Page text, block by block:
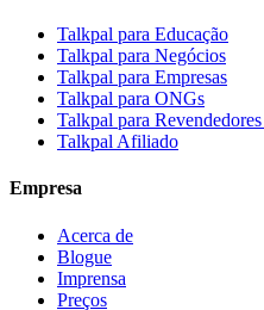
Talkpal para Educação
Talkpal para Negócios
Talkpal para Empresas
Talkpal para ONGs
Talkpal para
Talkpal Afiliado
Empresa
Acerca de
Blogue
Imprensa
Preços